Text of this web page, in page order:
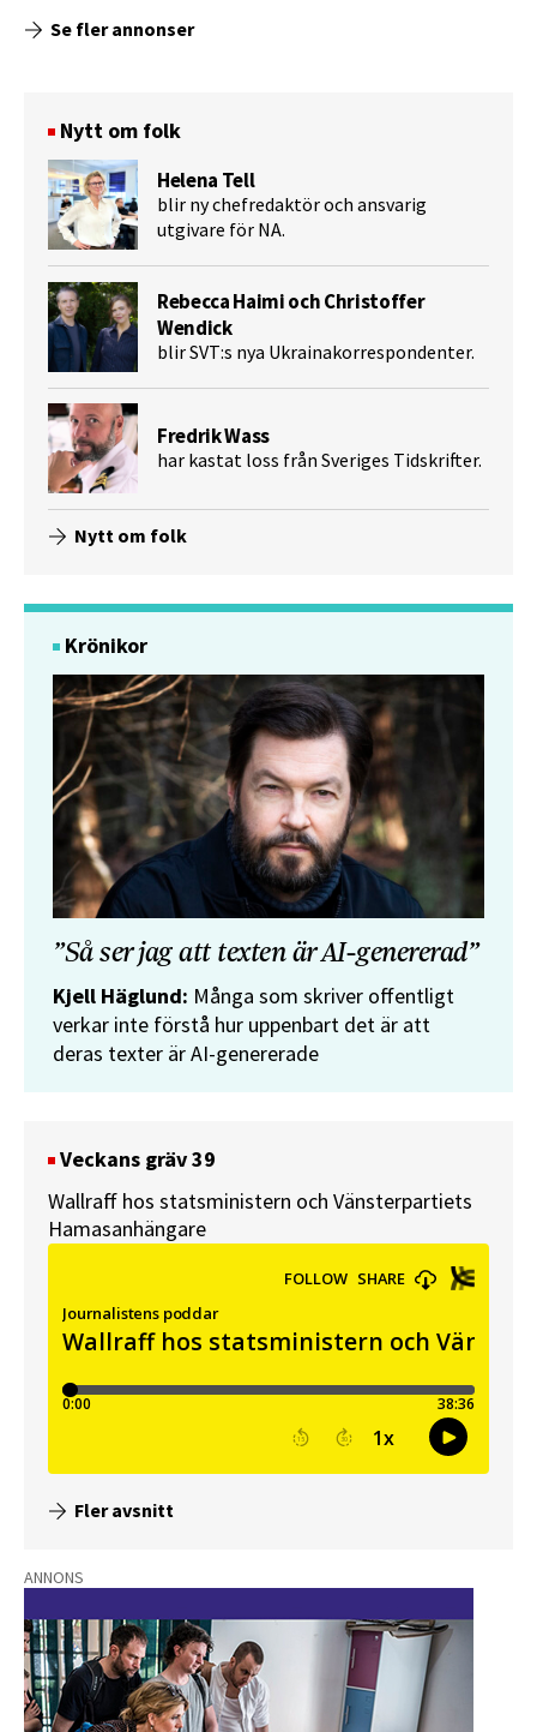
Se fler annonser
Nytt om folk
Helena Tell
blir ny chefredaktör och ansvarig
utgivare för NA.
Rebecca Haimi och Christoffer
Wendick
blir SVT:s nya Ukrainakorrespondenter.
Fredrik Wass
har kastat loss från Sveriges Tidskrifter.
Nytt om folk
Krönikor
”Så ser jag att texten är AI-genererad”
Kjell Häglund: Många som skriver offentligt
verkar inte förstå hur uppenbart det är att
deras texter är AI-genererade
Veckans gräv 39
Wallraff hos statsministern och Vänsterpartiets
Hamasanhängare
Fler avsnitt
ANNONS